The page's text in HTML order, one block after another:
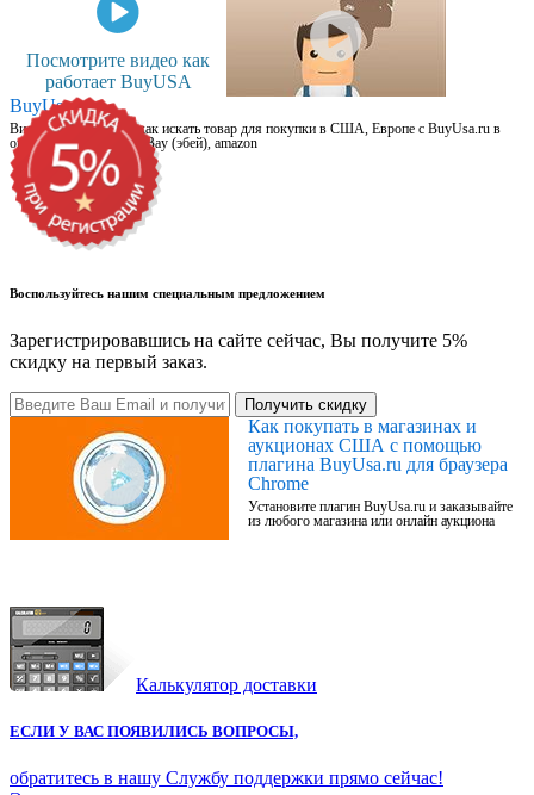
Посмотрите видео как
работает BuyUSA
BuyUsa.ru
Видео для новичков: как искать товар для покупки в США, Европе с BuyUsa.ru в
онлайн магазинах, на eBay (эбей), amazon
Воспользуйтесь нашим специальным предложением
Зарегистрировавшись на сайте сейчас, Вы получите 5%
скидку на первый заказ.
Получить скидку
Как покупать в магазинах и
аукционах США с помощью
плагина BuyUsa.ru для браузера
Chrome
Установите плагин BuyUsa.ru и заказывайте
из любого магазина или онлайн аукциона
Калькулятор доставки
ЕСЛИ У ВАС ПОЯВИЛИСЬ ВОПРОСЫ,
обратитесь в нашу Службу поддержки прямо сейчас!